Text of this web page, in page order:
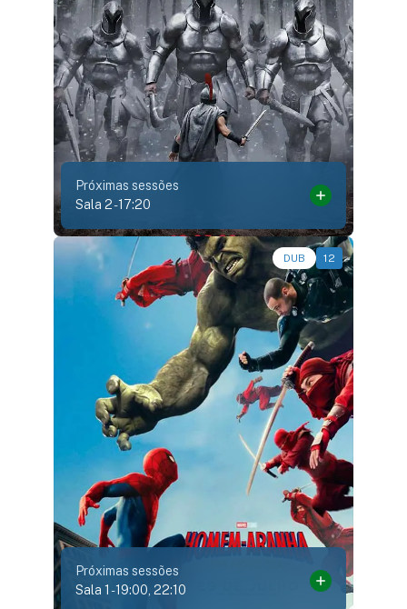
Próximas sessões
Sala 2-17:20
DUB 12
Ação, Aventura, Fantasia, Ficção Científica • • 2h24
Próximas sessões
Sala 1 -19:00, 22:10